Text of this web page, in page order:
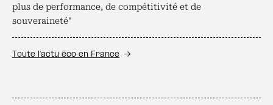
plus de performance, de compétitivité et de
souveraineté"
Toute l’actu éco en France